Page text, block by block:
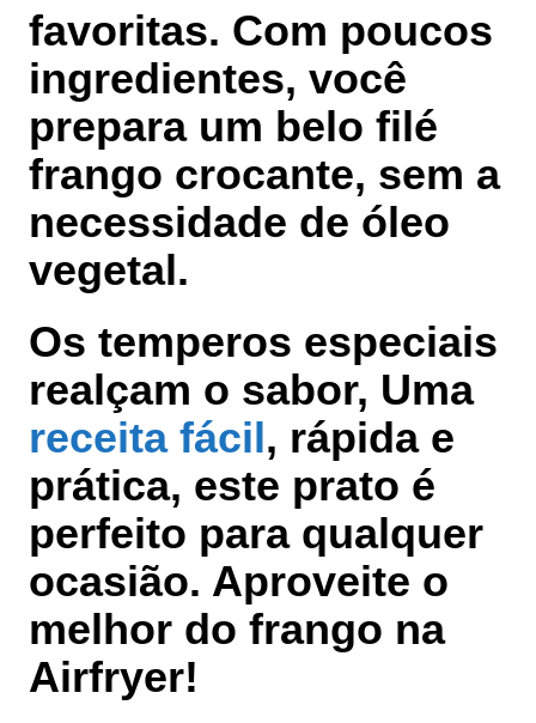
favoritas. Com poucos
ingredientes, você
prepara um belo filé
frango crocante, sem a
necessidade de óleo
vegetal.
Os temperos especiais
realçam o sabor, Uma
receita fácil, rápida e
prática, este prato é
perfeito para qualquer
ocasião. Aproveite o
melhor do frango na
Airfryer!